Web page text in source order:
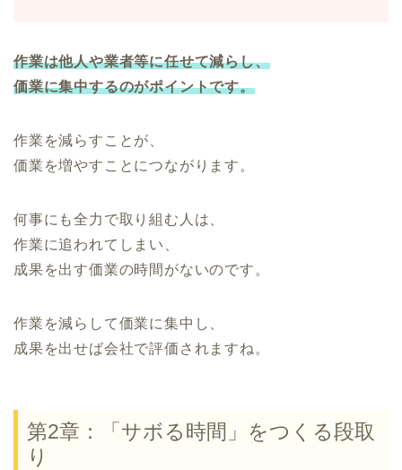
作業は他人や業者等に任せて減らし、
価業に集中するのがポイントです。
作業を減らすことが、
価業を増やすことにつながります。
何事にも全力で取り組む人は、
作業に追われてしまい、
成果を出す価業の時間がないのです。
作業を減らして価業に集中し、
成果を出せば会社で評価されますね。
第2章：「サボる時間」をつくる段取
り